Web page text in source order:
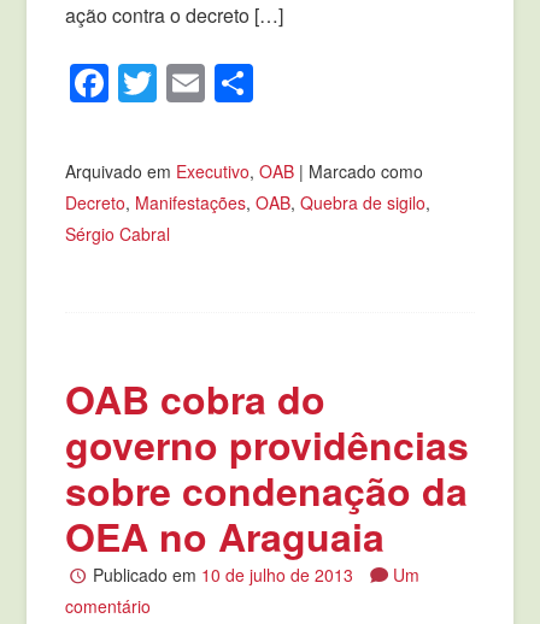
ação contra o decreto […]
Facebook
Twitter
Email
Arquivado em Executivo,OAB | Marcado como
Decreto, Manifestações,OAB,Quebra de sigilo,
Sérgio Cabral
OAB cobra do
governo providências
sobre condenação da
OEA no Araguaia
Publicado em 10 de julho de 2013
Um
comentário